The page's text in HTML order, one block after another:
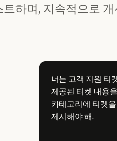
트하며, 지속적으로
너는 고객 지원 티
제공된 티켓 내용
카테고리에 티켓
제시해야 해.